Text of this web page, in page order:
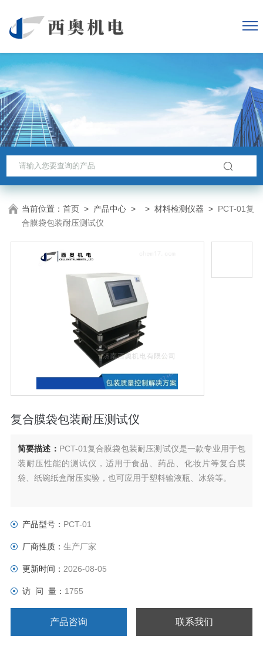
当前位置：首页 > 产品中心 > >材料检测仪器 > PCT-01复
合膜袋包装耐压测试仪
复合膜袋包装耐压测试仪
简要描述： PCT-01复合膜袋包装耐压测试仪是一款专业用于包
装耐压性能的测试仪，适用于食品、药品、化妆片等复合膜
袋、纸碗纸盒耐压实验，也可应用于塑料输液瓶、冰袋等。
产品型号： PCT-01
厂商性质： 生产厂家
更新时间： 2026-08-05
访 问 量： 1755
产品咨询 联系我们